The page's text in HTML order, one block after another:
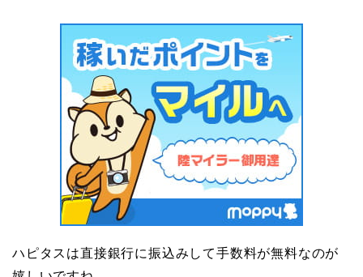
ハピタスは直接銀行に振込みして手数料が無料なのが